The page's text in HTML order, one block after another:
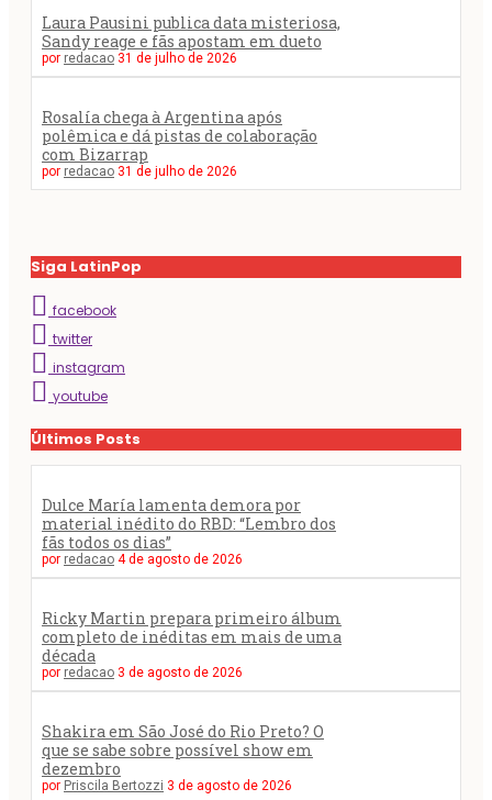
Laura Pausini publica data misteriosa,
Sandy reage e fãs apostam em dueto
por redacao 31 de julho de 2026
Rosalía chega à Argentina após
polêmica e dá pistas de colaboração
com Bizarrap
por redacao 31 de julho de 2026
Siga LatinPop
facebook
twitter
instagram
youtube
Últimos Posts
Dulce María lamenta demora por
material inédito do RBD: “Lembro dos
fãs todos os dias”
por redacao 4 de agosto de 2026
Ricky Martin prepara primeiro álbum
completo de inéditas em mais de uma
década
por redacao 3 de agosto de 2026
Shakira em São José do Rio Preto? O
que se sabe sobre possível show em
dezembro
por Priscila Bertozzi 3 de agosto de 2026